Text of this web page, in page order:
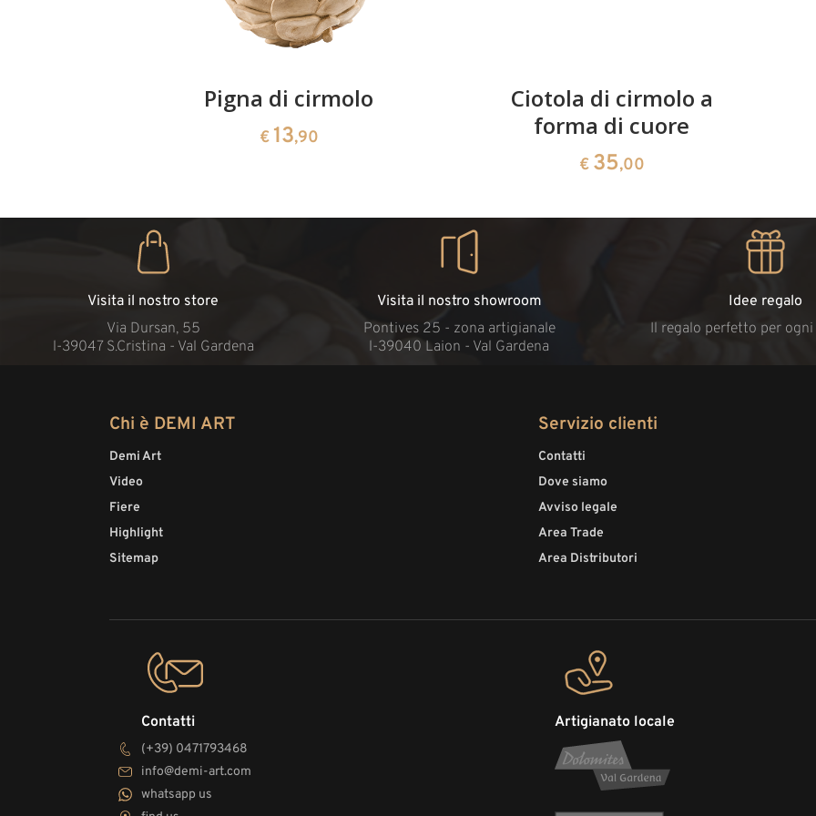
Pigna di cirmolo
€ 13,90
Ciotola di cirmolo a
forma di cuore
€ 35,00
Visita il nostro store
Via Dursan, 55
l-39047 S.Cristina - Val Gardena
Visita il nostro showroom
Pontives 25 - zona artigianale
l-39040 Laion - Val Gardena
Idee regalo
Il regalo perfetto per ogni
Chi è DEMI ART
Demi Art
Video
Fiere
Highlight
Sitemap
Servizio clienti
Contatti
Dove siamo
Avviso legale
Area Trade
Area Distributori
Contatti
(+39) 0471793468
info@demi-art.com
whatsapp us
Artigianato locale